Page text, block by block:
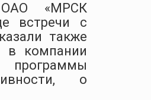
ОАО «МРСК
встречи с
также
в компании
программы
о